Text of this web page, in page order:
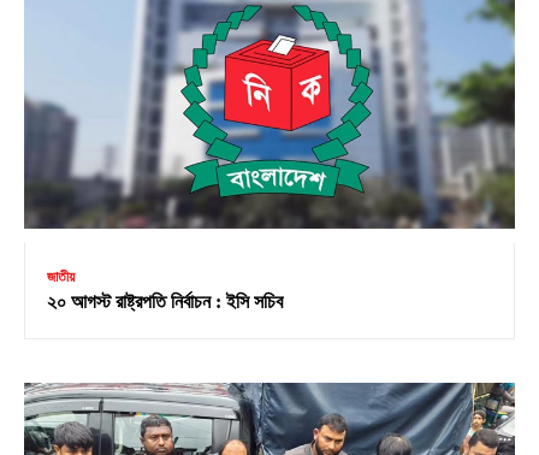
জাতীয়
২০ আগস্ট রাষ্ট্রপতি নির্বাচন : ইসি সচিব